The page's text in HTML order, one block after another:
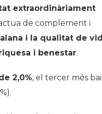
extraordinàriament
de complement i
i la qualitat de
i benestar.
2,0%, el tercer més